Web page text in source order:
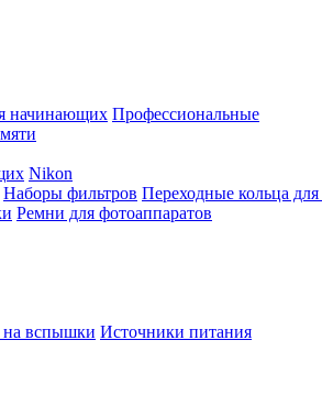
начинающих Профессиональные
Nikon
Наборы фильтров Переходные кольца
Ремни для фотоаппаратов
на вспышки Источники питания